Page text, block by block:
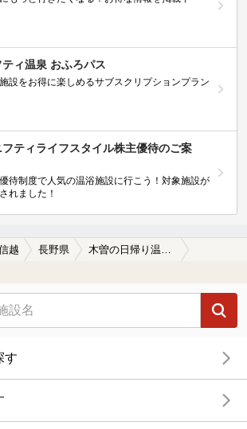
ティ温泉 おふろパス
設をお得に楽しめるサブスクリプションプラン
フティライフスタイル株主優待のご案
待制度で人気の温浴施設に行こう！対象施設が
れました！
越 長野県 木曽の日帰り温泉、スーパー銭湯おすすめ
す